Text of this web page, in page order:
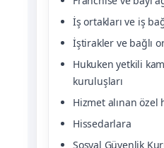
İş ortakları ve iş
İştirakler ve bağlı
Hukuken yetkili
kuruluşları
Hizmet alınan özel
Hissedarlara
Sosyal Güvenlik